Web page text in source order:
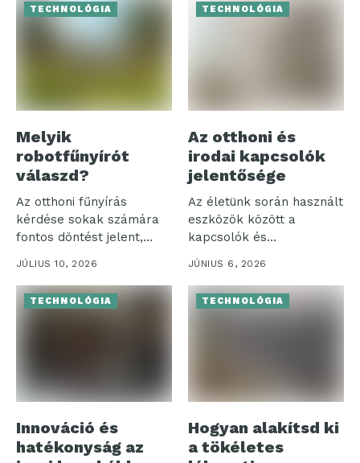
TECHNOLÓGIA
Melyik
robotfűnyírót
válaszd?
Az otthoni fűnyírás
kérdése sokak számára
fontos döntést jelent,
különösen, amikor a...
JÚLIUS 10, 2026
TECHNOLÓGIA
Az otthoni és
irodai kapcsolók
jelentősége
Az életünk során használt
eszközök között a
kapcsolók és
szerelvények különösen
jelentős...
JÚNIUS 6, 2026
TECHNOLÓGIA
Innováció és
hatékonyság az
TECHNOLÓGIA
Hogyan alakítsd ki
a tökéletes